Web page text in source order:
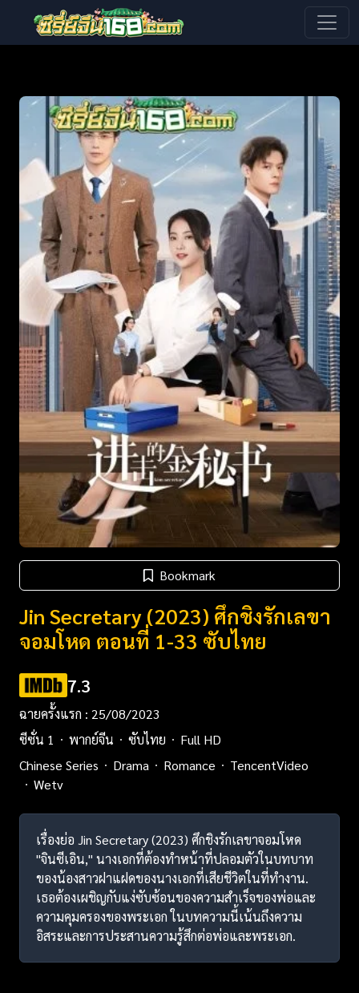
Bookmark
Jin Secretary (2023) ศึกชิงรักเลขา
จอมโหด ตอนที่ 1-33 ซับไทย
7.3
ฉายครั้งแรก : 25/08/2023
ซีซั่น 1
พากย์จีน ซับไทย
Full HD
Chinese Series
Drama Romance
TencentVideo
Wetv
เรื่องย่อ Jin Secretary (2023) ศึกชิงรักเลขาจอมโหด
"จินซีเอิน," นางเอกที่ต้องทำหน้าที่ปลอมตัวในบทบาท
ของน้องสาวฝาแฝดของนางเอกที่เสียชีวิตในที่ทำงาน.
เธอต้องเผชิญกับแง่ซับซ้อนของความสำเร็จของพ่อและ
ความคุมครองของพระเอก ในบทความนี้เน้นถึงความ
อิสระและการประสานความรู้สึกต่อพ่อและพระเอก.